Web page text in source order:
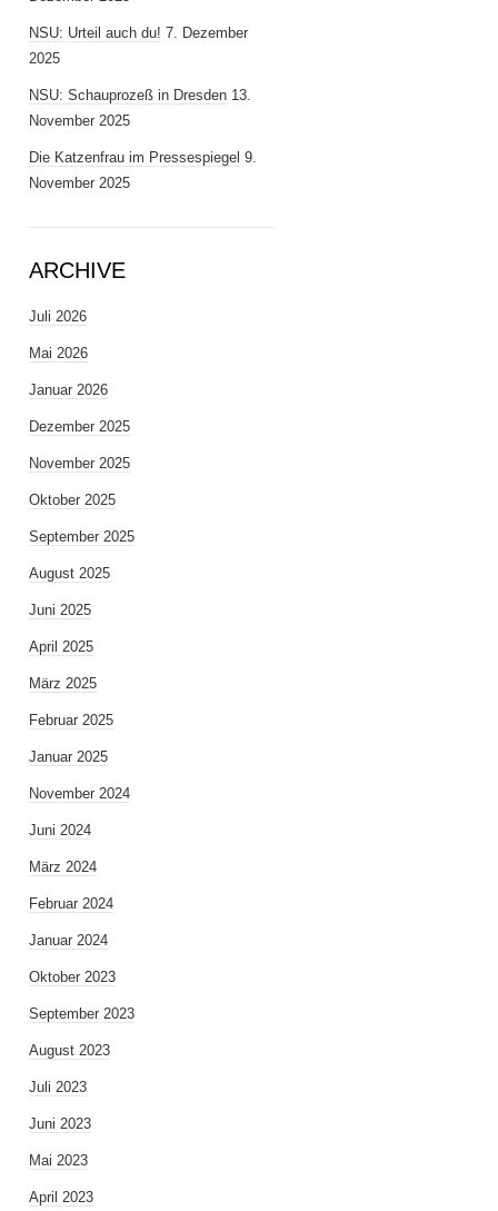
NSU: Urteil auch du! 7. Dezember
2025
NSU: Schauprozeß in Dresden 13.
November 2025
Die Katzenfrau im Pressespiegel 9.
November 2025
ARCHIVE
Juli 2026
Mai 2026
Januar 2026
Dezember 2025
November 2025
Oktober 2025
September 2025
August 2025
Juni 2025
April 2025
März 2025
Februar 2025
Januar 2025
November 2024
Juni 2024
März 2024
Februar 2024
Januar 2024
Oktober 2023
September 2023
August 2023
Juli 2023
Juni 2023
Mai 2023
April 2023